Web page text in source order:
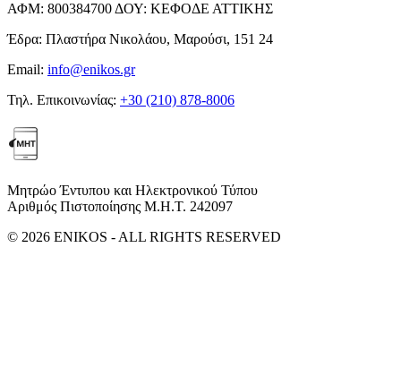
ΑΦΜ: 800384700 ΔΟΥ: ΚΕΦΟΔΕ ΑΤΤΙΚΗΣ
Έδρα: Πλαστήρα Νικολάου, Μαρούσι, 151 24
Email: info@enikos.gr
Τηλ. Επικοινωνίας: +30 (210) 878-8006
Μητρώο Έντυπου και Ηλεκτρονικού Τύπου
Αριθμός Πιστοποίησης Μ.Η.Τ. 242097
© 2026 ENIKOS - ALL RIGHTS RESERVED